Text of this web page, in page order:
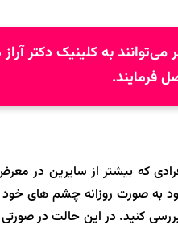
دکتر
فرمایند.
که بیشتر از سایرین در
به صورت روزانه چشم های خود
کنید. در این حالت در